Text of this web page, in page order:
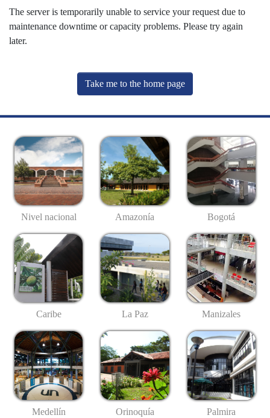
The server is temporarily unable to service your request due to
maintenance downtime or capacity problems. Please try again
later.
Take me to the home page
Nivel nacional Amazonía Bogotá
Caribe La Paz Manizales
Medellín Orinoquía Palmira